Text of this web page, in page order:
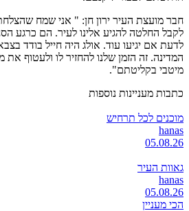
חבר מועצת העיר ירון חן: " אני שמח
לקבל החלטה להגיע אלינו לעיר. הם כרגע
לדעת אם יגיעו עוד. אולג היה חייל בודד
המדינה. זה הזמן שלנו להחזיר לו ולעטוף
מיטבי בקליטתם".
כתבות מעניינות נוספות
מוכנים לכל תרחיש
hanas
05.08.26
גאוות העיר
hanas
05.08.26
הכי מעניין